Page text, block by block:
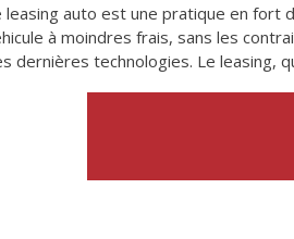
leasing auto est une pratique en fort
à moindres frais, sans les
dernières technologies. Le leasing,